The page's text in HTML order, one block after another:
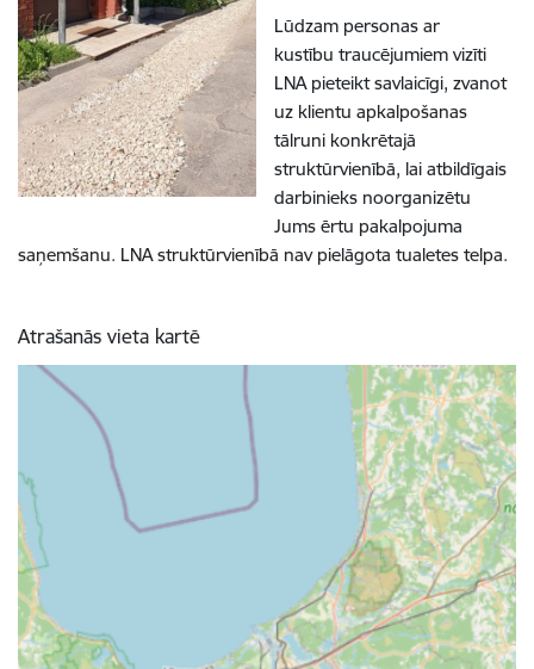
Lūdzam personas ar
kustību traucējumiem vizīti
LNA pieteikt savlaicīgi, zvanot
uz klientu apkalpošanas
tālruni konkrētajā
struktūrvienībā, lai atbildīgais
darbinieks noorganizētu
Jums ērtu pakalpojuma
saņemšanu. LNA struktūrvienībā nav pielāgota tualetes telpa.
Atrašanās vieta kartē